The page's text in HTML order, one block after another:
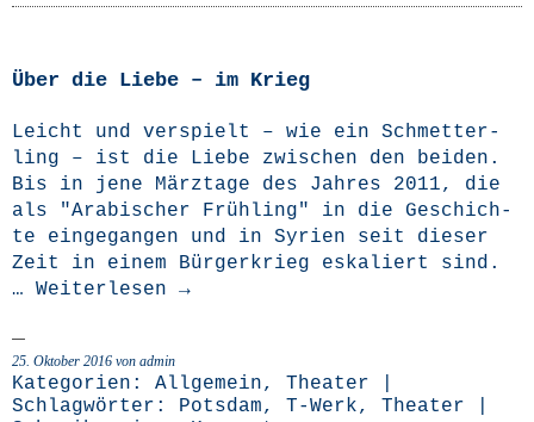
Über die Liebe – im Krieg
Leicht und ver­spielt – wie ein Schmet­ter­
ling – ist die Lie­be zwi­schen den bei­den.
Bis in jene März­ta­ge des Jah­res 2011, die
als "Ara­bi­scher Früh­ling" in die Geschich­
te ein­ge­gan­gen und in Syri­en seit die­ser
Zeit in einem Bür­ger­krieg eska­liert sind.
… Wei­ter­le­sen →
25. Oktober 2016 von admin
Kategorien: Allgemein, Theater
Schlagwörter: Potsdam, T-Werk, Theater